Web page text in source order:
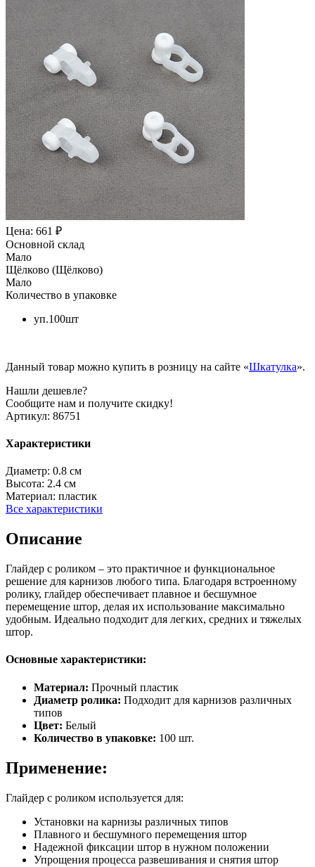
Цена: 661 ₽
Основной склад
Мало
Щёлково (Щёлково)
Мало
Количество в упаковке
уп.100шт
Данный товар можно купить в розницу на сайте «Шкатулка».
Нашли дешевле?
Сообщите нам и получите скидку!
Артикул: 86751
Характеристики
Диаметр: 0.8 см
Высота: 2.4 см
Материал: пластик
Все характеристики
Описание
Глайдер с роликом – это практичное и функциональное
решение для карнизов любого типа. Благодаря встроенному
ролику, глайдер обеспечивает плавное и бесшумное
перемещение штор, делая их использование максимально
удобным. Идеально подходит для легких, средних и тяжелых
штор.
Основные характеристики:
Материал: Прочный пластик
Диаметр ролика: Подходит для карнизов различных
типов
Цвет: Белый
Количество в упаковке: 100 шт.
Применение:
Глайдер с роликом используется для:
Установки на карнизы различных типов
Плавного и бесшумного перемещения штор
Надежной фиксации штор в нужном положении
Упрощения процесса развешивания и снятия штор